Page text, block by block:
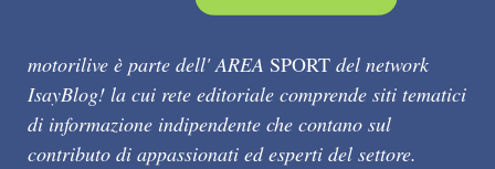
motorilive è parte dell' AREA SPORT del network
IsayBlog! la cui rete editoriale comprende siti tematici
di informazione indipendente che contano sul
contributo di appassionati ed esperti del settore.